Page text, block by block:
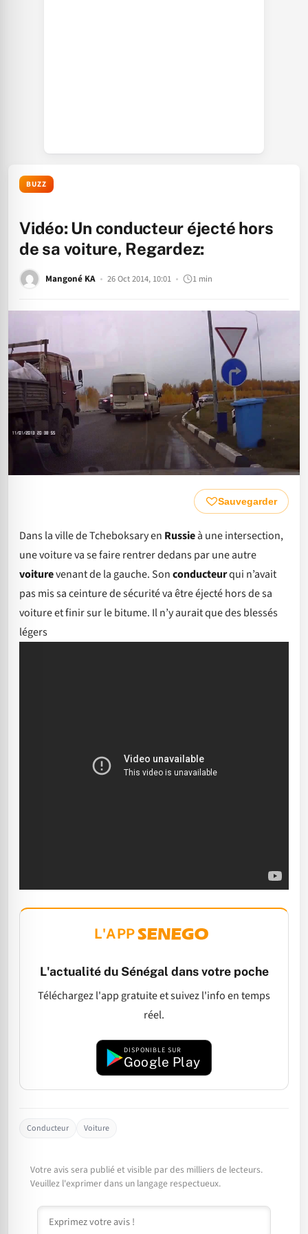
BUZZ
Vidéo: Un conducteur éjecté hors
de sa voiture, Regardez:
Mangoné KA 26 Oct 2014, 10:01 1 min
Sauvegarder
Dans la ville de Tcheboksary en Russieà une intersection,
une voiture va se faire rentrer dedans par une autre
voiturevenant de la gauche. Sonconducteurqui n’avait
pas mis sa ceinture de sécurité va être éjecté hors de sa
voiture et finir sur le bitume. Il n’y aurait que des blessés
légers
L'APP
L'actualité du Sénégal dans votre poche
Téléchargez l'app gratuite et suivez l'info en temps
réel.
DISPONIBLE SUR
Google Play
Conducteur Voiture
Votre avis sera publié et visible par des milliers de lecteurs.
Veuillez l'exprimer dans un langage respectueux.
Commentaire